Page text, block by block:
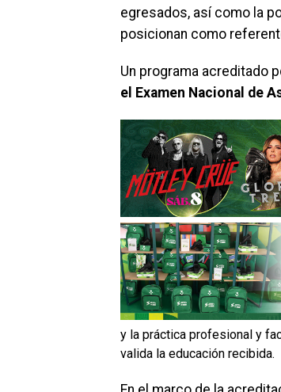
egresados, así como la
posicionan como
Un programa acreditado
el Examen Nacional de
y la práctica profesional y
valida la educación recibida.